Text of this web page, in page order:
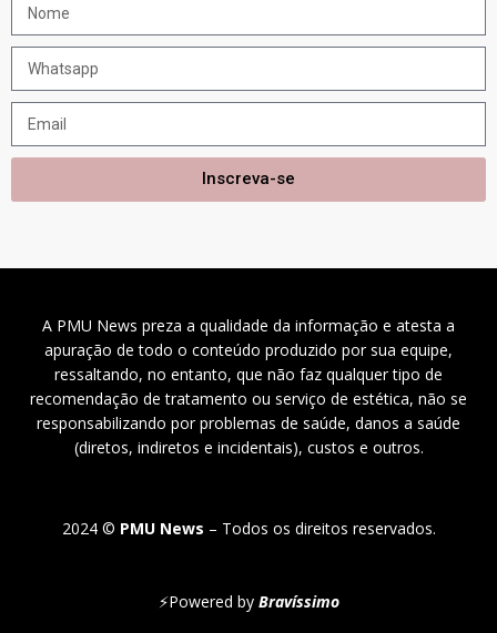
Inscreva-se
A PMU News preza a qualidade da informação e atesta a
apuração de todo o conteúdo produzido por sua equipe,
ressaltando, no entanto, que não faz qualquer tipo de
recomendação de tratamento ou serviço de estética, não se
responsabilizando por problemas de saúde, danos a saúde
(diretos, indiretos e incidentais), custos e outros.
2024 © PMU News – Todos os direitos reservados.
⚡Powered by Bravíssimo